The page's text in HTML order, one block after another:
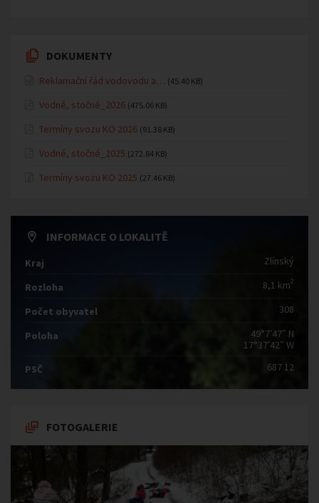
DOKUMENTY
Reklamační řád vodovodu a… (45.40 KB)
Vodné, stočné_2026 (475.06 KB)
Termíny svozu KO 2026 (91.38 KB)
Vodné, stočné_2025 (272.84 KB)
Termíny svozu KO 2025 (27.46 KB)
INFORMACE O LOKALITĚ
Kraj Zlínský
Rozloha 8,1 km2
Počet obyvatel 308
Poloha
49°7′47″ N
17°37′42″ W
PSČ
687 12
FOTOGALERIE